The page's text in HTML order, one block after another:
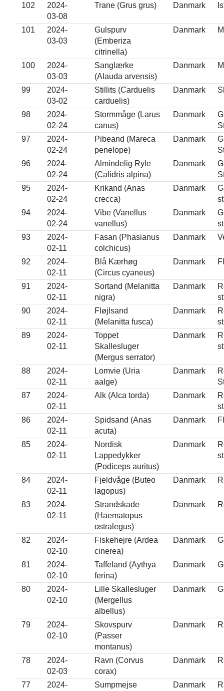
102
2024-
03-08
Trane (Grus grus) Danmark
101
2024-
03-03
Gulspurv
(Emberiza
citrinella)
Danmark
100
2024-
03-03
Sanglærke
(Alauda arvensis)
Danmark
99
2024-
03-02
Stillits (Carduelis
carduelis)
Danmark
98
2024-
02-24
Stormmåge (Larus
canus)
Danmark
97
2024-
02-24
Pibeand (Mareca
penelope)
Danmark
96
2024-
02-24
Almindelig Ryle
(Calidris alpina)
Danmark
95
2024-
02-24
Krikand (Anas
crecca)
Danmark
94
2024-
02-24
Vibe (Vanellus
vanellus)
Danmark
93
2024-
02-11
Fasan (Phasianus
colchicus)
Danmark
92
2024-
02-11
Blå Kærhøg
(Circus cyaneus)
Danmark
91
2024-
02-11
Sortand (Melanitta
nigra)
Danmark
90
2024-
02-11
Fløjlsand
(Melanitta fusca)
Danmark
89
2024-
02-11
Toppet
Skallesluger
(Mergus serrator)
Danmark
88
2024-
02-11
Lomvie (Uria
aalge)
Danmark
87
2024-
02-11
Alk (Alca torda) Danmark
86
2024-
02-11
Spidsand (Anas
acuta)
Danmark
85
2024-
02-11
Nordisk
Lappedykker
(Podiceps auritus)
Danmark
84
2024-
02-11
Fjeldvåge (Buteo
lagopus)
Danmark
83
2024-
02-11
Strandskade
(Haematopus
ostralegus)
Danmark
82
2024-
02-10
Fiskehejre (Ardea
cinerea)
Danmark
81
2024-
02-10
Taffeland (Aythya
ferina)
Danmark
80
2024-
02-10
Lille Skallesluger
(Mergellus
albellus)
Danmark
79
2024-
02-10
Skovspurv
(Passer
montanus)
Danmark
78
2024-
02-03
Ravn (Corvus
corax)
Danmark
77
2024-
Sumpmejse
Danmark